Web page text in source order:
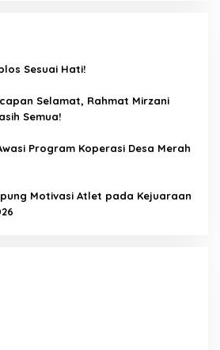
Sesuai Hati!
Selamat, Rahmat Mirzani
Semua!
Program Koperasi Desa Merah
Motivasi Atlet pada Kejuaraan